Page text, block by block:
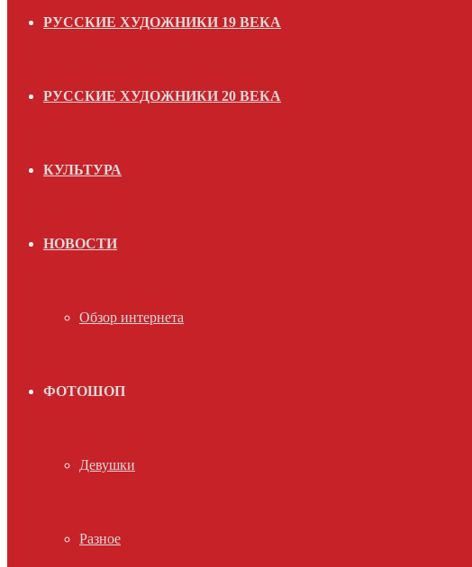
РУССКИЕ ХУДОЖНИКИ 19 ВЕКА
РУССКИЕ ХУДОЖНИКИ 20 ВЕКА
КУЛЬТУРА
НОВОСТИ
Обзор интернета
ФОТОШОП
Девушки
Разное